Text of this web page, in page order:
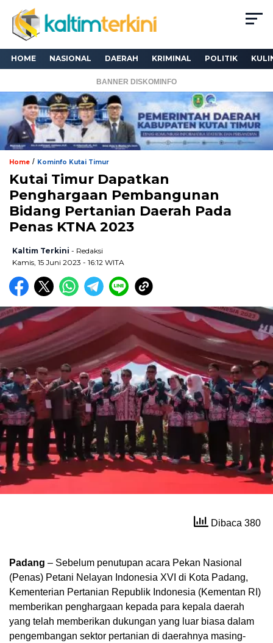
HOME NASIONAL DAERAH KRIMINAL POLITIK
BANNER DISKOMINFO
Home / Kominfo Kutai Timur
Kutai Timur Dapatkan
Penghargaan Pembangunan
Bidang Pertanian Daerah Pada
Penas KTNA 2023
Kaltim Terkini - Redaksi
Kamis, 15 Juni 2023 - 16:12 WITA
Dibaca 380
Padang – Sebelum penutupan acara Pekan Nasional
(Penas) Petani Nelayan Indonesia XVI di Kota Padang,
Kementerian Pertanian Republik Indonesia (Kementan RI)
memberikan penghargaan kepada para kepala daerah
yang telah memberikan dukungan yang luar biasa dalam
pengembangan sektor pertanian di daerahnya masing-